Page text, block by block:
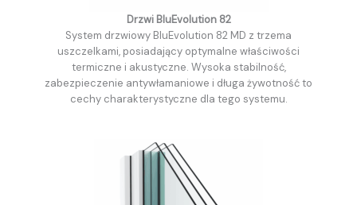
Drzwi BluEvolution 82
System drzwiowy BluEvolution 82 MD z trzema
uszczelkami, posiadający optymalne właściwości
termiczne i akustyczne. Wysoka stabilność,
zabezpieczenie antywłamaniowe i długa żywotność to
cechy charakterystyczne dla tego systemu.